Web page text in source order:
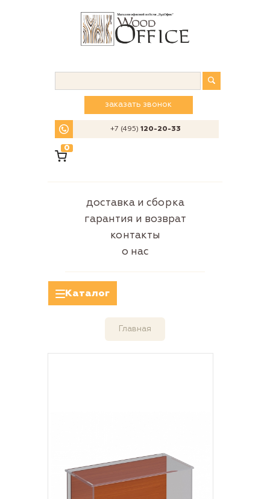
заказать звонок
+7 (495)120-20-33
0
доставка и сборка
гарантия и возврат
контакты
о нас
Каталог
Главная